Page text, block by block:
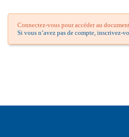
Connectez-vous pour accéder au
Si vous n’avez pas de compte, inscrivez-